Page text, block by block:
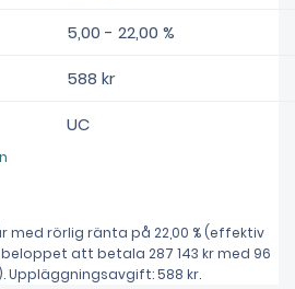
5,00 - 22,00 %
588 kr
UC
med rörlig ränta på 22,00 % (effektiv
att betala 287 143 kr med 96
Uppläggningsavgift: 588 kr.